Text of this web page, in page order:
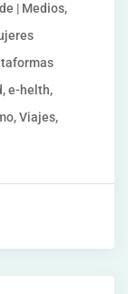
| Medios,
e-helth,
Viajes,